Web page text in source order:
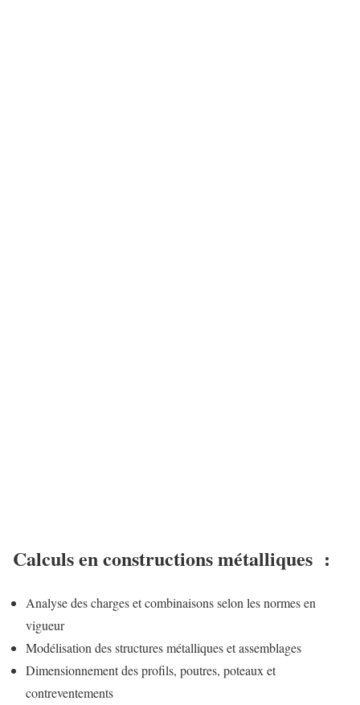
Calculs en constructions métalliques :
Analyse des charges et combinaisons selon les normes en
vigueur
Modélisation des structures métalliques et assemblages
Dimensionnement des profils, poutres, poteaux et
contreventements